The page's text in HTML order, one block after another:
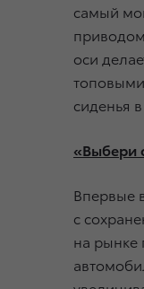
самый
оси
сиденья
«Выбери
Впервые
с
на рынке